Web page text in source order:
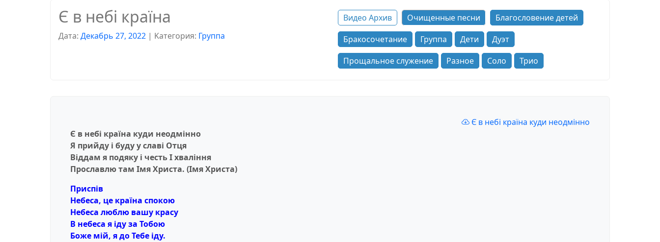
Є в небі країна
Дата: Декабрь 27, 2022 | Kатегория: Группа
Видео Архив Очищенные песни
Благословение детей
Бракосочетание
Группа Дети
Дуэт
Прощальное служение
Разное Соло Трио
Є в небi країна куди неодмiнно
Є в небi країна куди неодмiнно
Я прийду i буду у славi Отця
Вiддам я подяку i честь I хвалiння
Прославлю там Iмя Христа. (Iмя Христа)
Приспів
Небеса, це країна спокою
Небеса люблю вашу красу
В небеса я iду за Тобою
Боже мiй, я до Тебе iду.